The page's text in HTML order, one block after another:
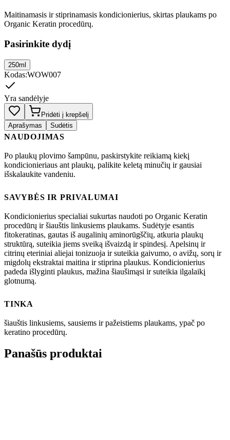
Maitinamasis ir stiprinamasis kondicionierius, skirtas plaukams po
Organic Keratin procedūrų.
Pasirinkite dydį
250ml
Kodas:WOW007
Yra sandėlyje
Pridėti į krepšelį
Aprašymas
Sudėtis
NAUDOJIMAS
Po plaukų plovimo šampūnu, paskirstykite reikiamą kiekį
kondicionieriaus ant plaukų, palikite keletą minučių ir gausiai
išskalaukite vandeniu.
SAVYBĖS IR PRIVALUMAI
Kondicionierius specialiai sukurtas naudoti po Organic Keratin
procedūrų ir šiauštis linkusiems plaukams. Sudėtyje esantis
fitokeratinas, gautas iš augalinių aminorūgščių, atkuria plaukų
struktūrą, suteikia jiems sveiką išvaizdą ir spindesį. Apelsinų ir
citrinų eteriniai aliejai tonizuoja ir suteikia gaivumo, o avižų, sorų ir
migdolų ekstraktai maitina ir stiprina plaukus. Kondicionierius
padeda išlyginti plaukus, mažina šiaušimąsi ir suteikia ilgalaikį
glotnumą.
TINKA
šiauštis linkusiems, sausiems ir pažeistiems plaukams, ypač po
keratino procedūrų.
Panašūs produktai